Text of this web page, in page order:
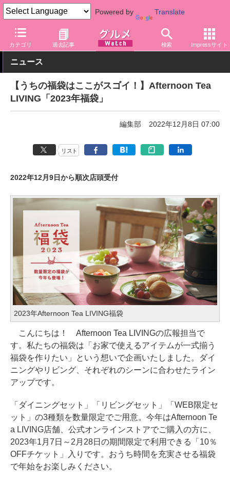
Powered by Translate
カテゴリ 過去記事 検索 Impressサイト
グルメ Watch 関連商品 グッズ
ニュース
【うちの福袋はここがスゴイ！】Afternoon Tea
LIVING「2023年福袋」
編集部 2022年12月8日 07:00
リスト
2022年12月9日から順次店頭受付
2023年Afternoon Tea LIVING福袋
こんにちは！ Afternoon Tea LIVINGの広報担当で
す。私たちの福袋は「お家で使えるアイテムが一式揃う
福袋を作りたい」という想いで企画いたしました。ダイ
ニングやリビング、それぞれのシーンに合わせたライン
アップです。
「ダイニングセット」「リビングセット」「WEB限定セ
ット」の3種類を数量限定でご用意。今年はAfternoon Te
a LIVING店舗、公式オンラインストアでご購入の方に、
2023年1月7日～2月28日の期間限定で利用できる「10％
OFFチケット」入りです。おうち時間を充実させる福袋
で年始をお楽しみください。